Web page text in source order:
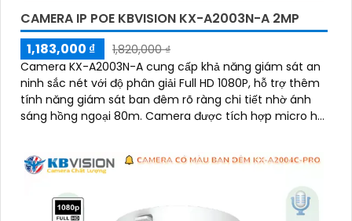
CAMERA IP POE KBVISION KX-A2003N-A 2MP
1,183,000 ₫
1,820,000 ₫
Camera KX-A2003N-A cung cấp khả năng giám sát an
ninh sắc nét với độ phân giải Full HD 1080P, hỗ trợ thêm
tính năng giám sát ban đêm rõ ràng chi tiết nhờ ánh
sáng hồng ngoại 80m. Camera được tích hợp micro hỗ